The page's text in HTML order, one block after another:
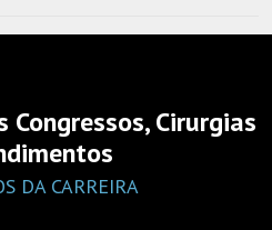
Cirurgias
DA CARREIRA